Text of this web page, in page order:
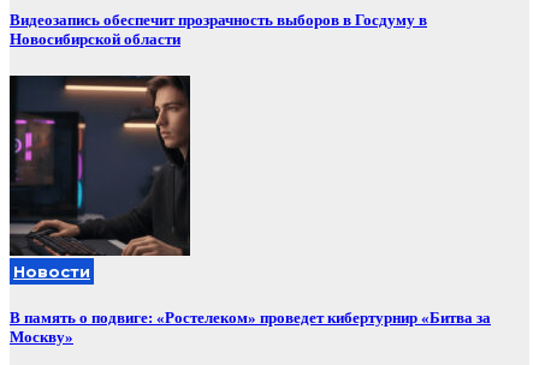
Видеозапись обеспечит прозрачность выборов в Госдуму в
Новосибирской области
Новости
В память о подвиге: «Ростелеком» проведет кибертурнир «Битва за
Москву»